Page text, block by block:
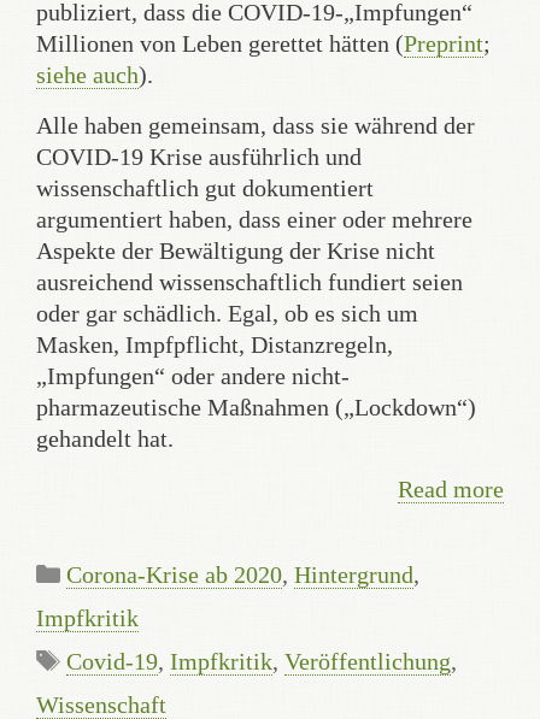
publiziert, dass die COVID-19-„Impfungen“
Millionen von Leben gerettet hätten (Preprint;
siehe auch).
Alle haben gemeinsam, dass sie während der
COVID-19 Krise ausführlich und
wissenschaftlich gut dokumentiert
argumentiert haben, dass einer oder mehrere
Aspekte der Bewältigung der Krise nicht
ausreichend wissenschaftlich fundiert seien
oder gar schädlich. Egal, ob es sich um
Masken, Impfpflicht, Distanzregeln,
„Impfungen“ oder andere nicht-
pharmazeutische Maßnahmen („Lockdown“)
gehandelt hat.
Read more
Categories
Corona-Krise ab 2020, Hintergrund,
Impfkritik
Tags
Covid-19, Impfkritik, Veröffentlichung,
Wissenschaft